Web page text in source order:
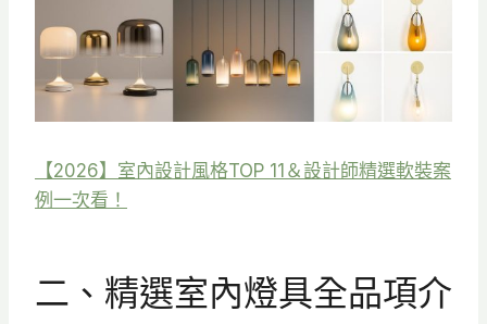
【2026】室內設計風格TOP 11＆設計師精選軟裝案
例一次看！
二、精選室內燈具全品項介